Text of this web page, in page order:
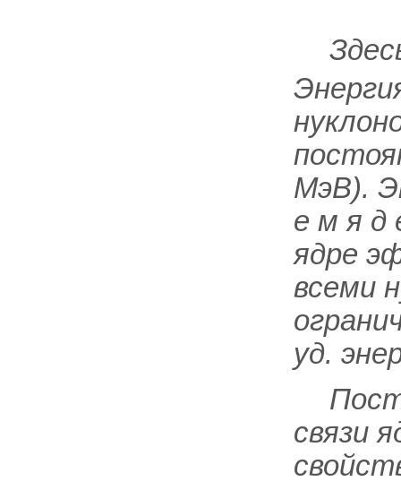
МэВ).
е м я д
ядре
всеми
уд.
связи